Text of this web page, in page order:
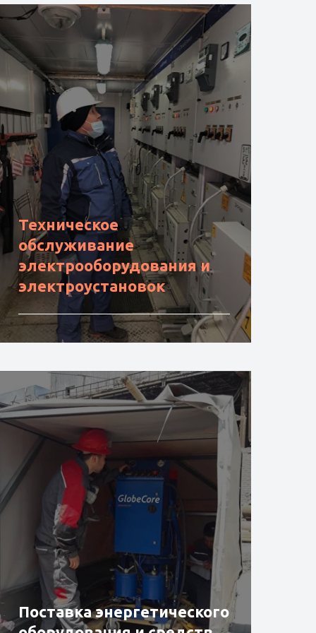
Техническое
обслуживание
электрооборудования и
электроустановок
Подробнее
Поставка энергетического